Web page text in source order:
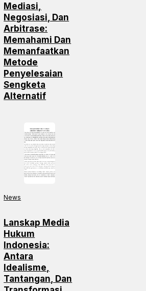
Mediasi,
Negosiasi, Dan
Arbitrase:
Memahami Dan
Memanfaatkan
Metode
Penyelesaian
Sengketa
Alternatif
News
Lanskap Media
Hukum
Indonesia:
Antara
Idealisme,
Tantangan, Dan